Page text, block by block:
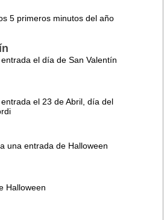
5 primeros minutos del año
el día de San Valentín
el 23 de Abril, día del
una entrada de Halloween
Halloween